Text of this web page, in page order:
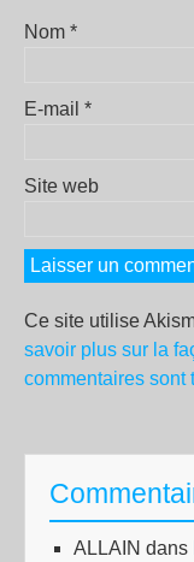
Nom *
E-mail *
Site web
Ce site utilise
savoir plus sur la
commentaires sont
ALLAIN dans